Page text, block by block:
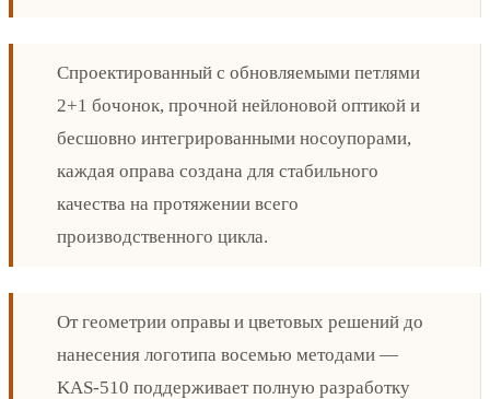
Спроектированный с обновляемыми петлями
2+1 бочонок, прочной нейлоновой оптикой и
бесшовно интегрированными носоупорами,
каждая оправа создана для стабильного
качества на протяжении всего
производственного цикла.
От геометрии оправы и цветовых решений до
нанесения логотипа восемью методами —
KAS-510 поддерживает полную разработку